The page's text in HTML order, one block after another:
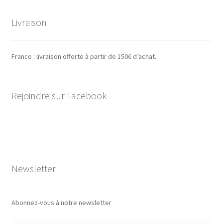
Livraison
France : livraison offerte à partir de 150€ d’achat.
Rejoindre sur Facebook
Newsletter
Abonnez-vous à notre newsletter